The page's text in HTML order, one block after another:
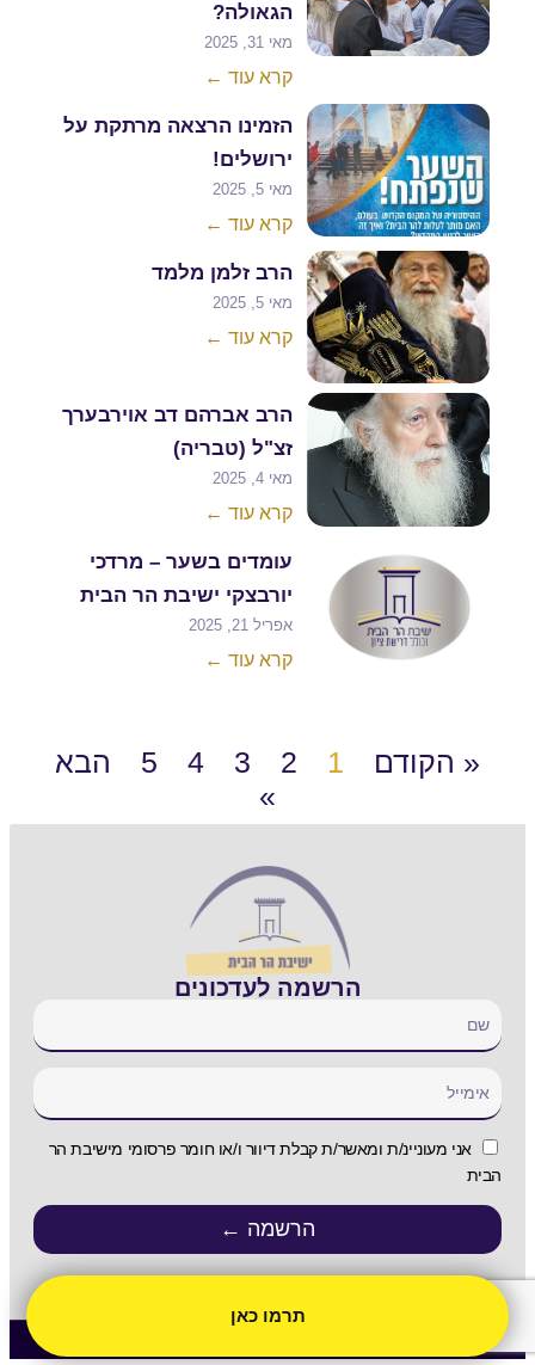
הגאולה?
מאי 31, 2025
קרא עוד ←
הזמינו הרצאה מרתקת על
ירושלים!
מאי 5, 2025
קרא עוד ←
הרב זלמן מלמד
מאי 5, 2025
קרא עוד ←
הרב אברהם דב אוירבערך
זצ"ל (טבריה)
מאי 4, 2025
קרא עוד ←
עומדים בשער – מרדכי
יורבצקי ישיבת הר הבית
אפריל 21, 2025
קרא עוד ←
« הקודם 1
2
3
4
5
הבא
»
הרשמה לעדכונים
אני מעוניינ/ת ומאשר/ת קבלת דיוור ו/או חומר פרסומי מישיבת הר
הבית
הרשמה ←
תרמו כאן